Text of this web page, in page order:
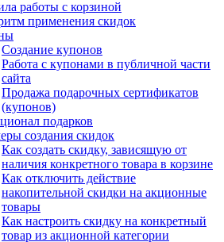
работы с корзиной
применения скидок
Создание купонов
Работа с купонами в публичной части
сайта
Продажа подарочных сертификатов
(купонов)
подарков
создания скидок
Как создать скидку, зависящую от
наличия конкретного товара в корзине
Как отключить действие
накопительной скидки на акционные
товары
Как настроить скидку на конкретный
товар из акционной категории